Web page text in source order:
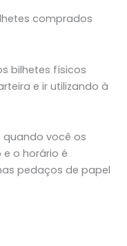
comprados
bilhetes físicos
e ir utilizando à
você os
o horário é
pedaços de papel